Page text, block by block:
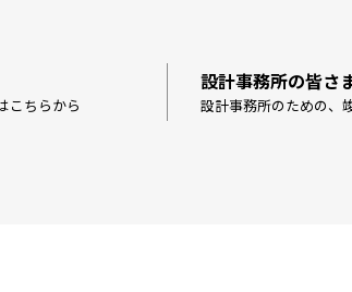
こちらから
設計事務所の皆さ
設計事務所のための、